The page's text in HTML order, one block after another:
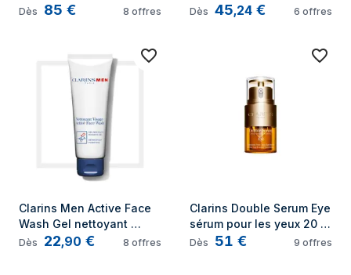
Intensive Nuit Crème de
Dès 85 € 8 offres Dès 45,24 € 6 offres
Clarins Men Active Face
Wash Gel nettoyant
Hommes 125 ml
Dès 22,90 € 8 offres
Clarins Double Serum Eye
sérum pour les yeux 20
ml Femmes
Dès 51 € 9 offres